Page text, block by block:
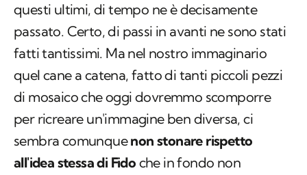
questi ultimi, di tempo ne è decisamente
passato. Certo, di passi in avanti ne sono stati
fatti tantissimi. Ma nel nostro immaginario
quel cane a catena, fatto di tanti piccoli pezzi
di mosaico che oggi dovremmo scomporre
per ricreare un'immagine ben diversa, ci
sembra comunquenon stonare rispetto
all'idea stessa di Fido che in fondo non